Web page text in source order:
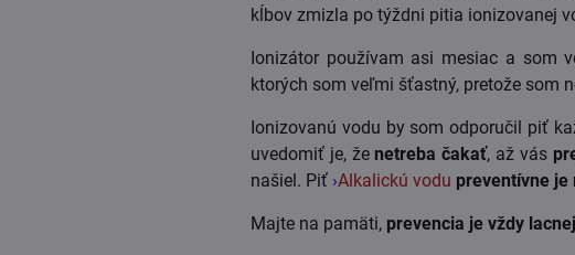
kĺbov zmizla po týždni pitia ionizovanej
Ionizátor používam asi mesiac a som
ktorých som veľmi šťastný, pretože som
Ionizovanú vodu by som odporučil piť
uvedomiť je, že netreba čakať, až vás
našiel. Piť ›Alkalickú vodu preventívne je
Majte na pamäti, prevencia je vždy